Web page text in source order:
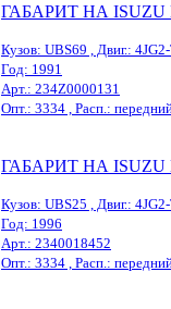
ГАБАРИТ НА ISUZU
Кузов: UBS69 , Двиг.:
Год: 1991
Арт.: 234Z0000131
Опт.: 3334 , Расп.:
ГАБАРИТ НА ISUZU
Кузов: UBS25 , Двиг.:
Год: 1996
Арт.: 2340018452
Опт.: 3334 , Расп.: